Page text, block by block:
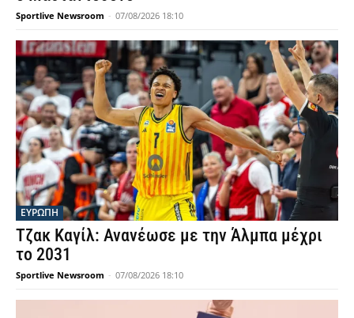
Sportlive Newsroom - 07/08/2026 18:10
ΕΥΡΩΠΗ
Τζακ Καγίλ: Ανανέωσε με την Άλμπα μέχρι
το 2031
Sportlive Newsroom - 07/08/2026 18:10